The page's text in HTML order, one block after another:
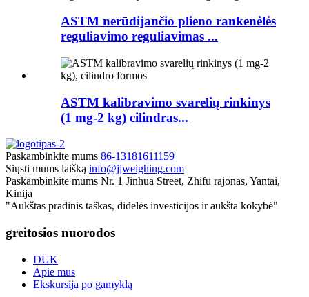
ASTM nerūdijančio plieno rankenėlės
reguliavimo reguliavimas ...
ASTM kalibravimo svarelių rinkinys
(1 mg-2 kg) cilindras...
Paskambinkite mums 86-13181611159
Siųsti mums laišką info@jjweighing.com
Paskambinkite mums Nr. 1 Jinhua Street, Zhifu rajonas, Yantai,
Kinija
"Aukštas pradinis taškas, didelės investicijos ir aukšta kokybė"
greitosios nuorodos
DUK
Apie mus
Ekskursija po gamyklą